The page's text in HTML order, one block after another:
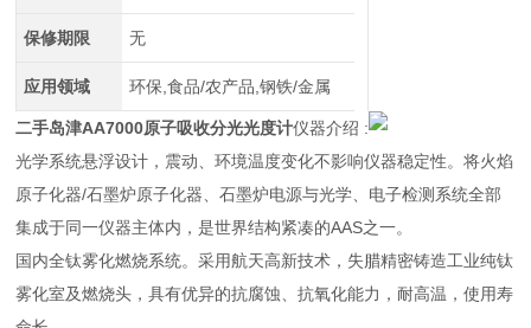
保修期限 无
应用领域 环保,食品/农产品,钢铁/金属
二手岛津AA7000原子吸收分光光度计仪器介绍 :
光学系统悬浮设计，震动、环境温度变化不影响仪器稳定性。将火焰
原子化器/石墨炉原子化器、石墨炉电源与光学、电子检测系统全部
集成于同一仪器主体内，是世界结构紧凑的AAS之一。
国内全钛雾化燃烧系统。采用航天高新技术，失腊精密铸造工业纯钛
雾化室及燃烧头，具有优异的抗腐蚀、抗氧化能力，耐高温，使用寿